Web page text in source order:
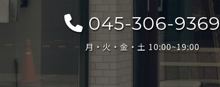
045-306-9369
月・火・金・土 10:00~19:00